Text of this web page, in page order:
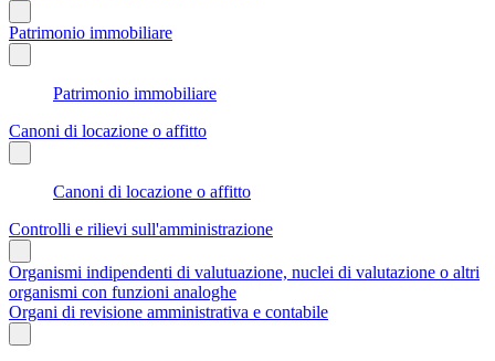
Patrimonio immobiliare
Patrimonio immobiliare
Canoni di locazione o affitto
Canoni di locazione o affitto
Controlli e rilievi sull'amministrazione
Organismi indipendenti di valutuazione, nuclei di valutazione o altri
organismi con funzioni analoghe
Organi di revisione amministrativa e contabile